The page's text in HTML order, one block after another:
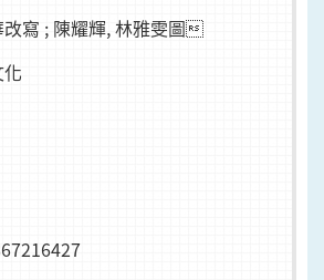
改寫 ; 陳耀輝, 林雅雯圖